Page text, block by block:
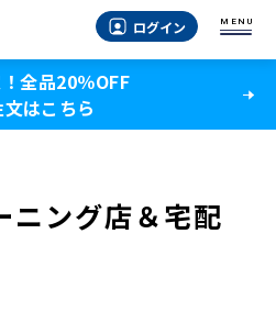
ログイン MENU
全品20％OFF
文はこちら
ニング店＆宅配